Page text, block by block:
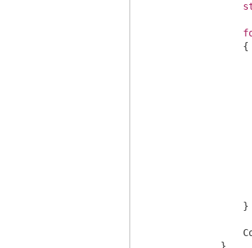
            {
            }